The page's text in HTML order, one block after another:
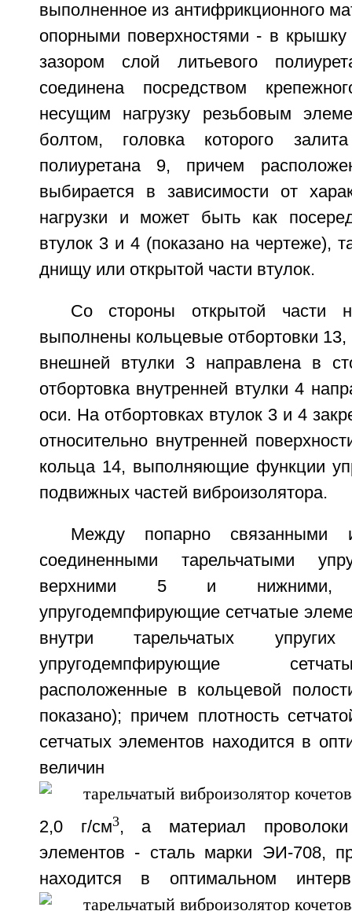
выполненное из антифрикционного
опорными поверхностями - в
зазором слой литьевого
соединена посредством
несущим нагрузку резьбовым
болтом, головка которого
полиуретана 9, причем
выбирается в зависимости от
нагрузки и может быть как
втулок 3 и 4 (показано на чертеже),
днищу или открытой части втулок.
Со стороны открытой
выполнены кольцевые отбортовки 13,
внешней втулки 3 направлена в
отбортовка внутренней втулки 4
оси. На отбортовках втулок 3 и 4
относительно внутренней
кольца 14, выполняющие функции
подвижных частей виброизолятора.
Между попарно связанными и
соединенными тарельчатыми
верхними 5 и нижними,
упругодемпфирующие сетчатые
внутри тарельчатых
упругодемпфирующие
расположенные в кольцевой
показано); причем плотность
сетчатых элементов находится в
2,0 г/см3, а материал проволоки
элементов - сталь марки ЭИ-708,
находится в оптимальном